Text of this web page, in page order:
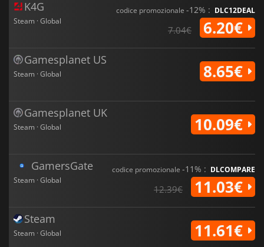
K4G
Steam · Global
codice promozionale -12% : DLC12DEAL
7.04€ 6.20€
Gamesplanet US
Steam · Global 8.65€
Gamesplanet UK
Steam · Global 10.09€
GamersGate
Steam · Global
codice promozionale -11% : DLCOMPARE
12.39€ 11.03€
Steam
Steam · Global 11.61€